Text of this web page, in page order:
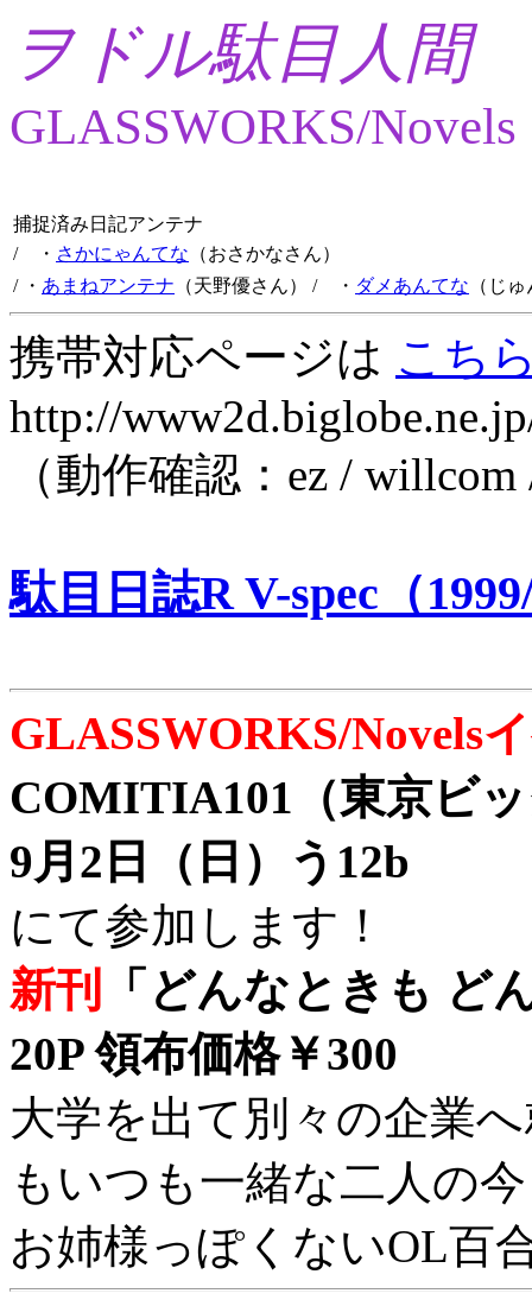
ヲドル駄目人間
GLASSWORKS/Novels
捕捉済み日記アンテナ
/ ・ さかにゃんてな （おさかなさん）
/ ・ あまねアンテナ （天野優さん） / ・ ダメあんてな （じ
携帯対応ページは こち
http://
（動作確認：ez /
駄目日誌R V-spec（
GLASSWORKS/Novels
COMITIA101（東京ビ
9月2日（日）う12b
にて参加します！
新刊
「どんなときも ど
20P 領布価格￥300
大学を出て別々の企業
もいつも一緒な二人の
お姉様っぽくないOL百